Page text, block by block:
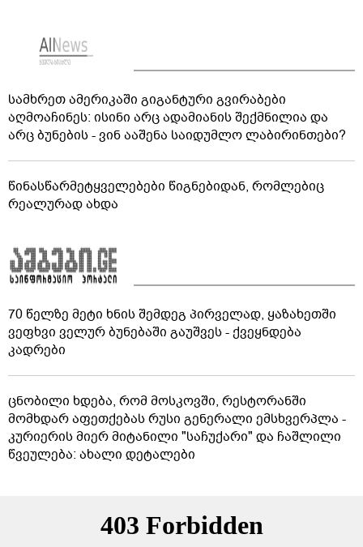
სამხრეთ ამერიკაში გიგანტური გვირაბები
აღმოაჩინეს: ისინი არც ადამიანის შექმნილია და
არც ბუნების - ვინ ააშენა საიდუმლო ლაბირინთები?
წინასწარმეტყველებები წიგნებიდან, რომლებიც
რეალურად ახდა
70 წელზე მეტი ხნის შემდეგ პირველად, ყაზახეთში
ვეფხვი ველურ ბუნებაში გაუშვეს - ქვეყნდება
კადრები
ცნობილი ხდება, რომ მოსკოვში, რესტორანში
მომხდარ აფეთქებას რუსი გენერალი ემსხვერპლა -
კურიერის მიერ მიტანილი "საჩუქარი" და ჩაშლილი
წვეულება: ახალი დეტალები